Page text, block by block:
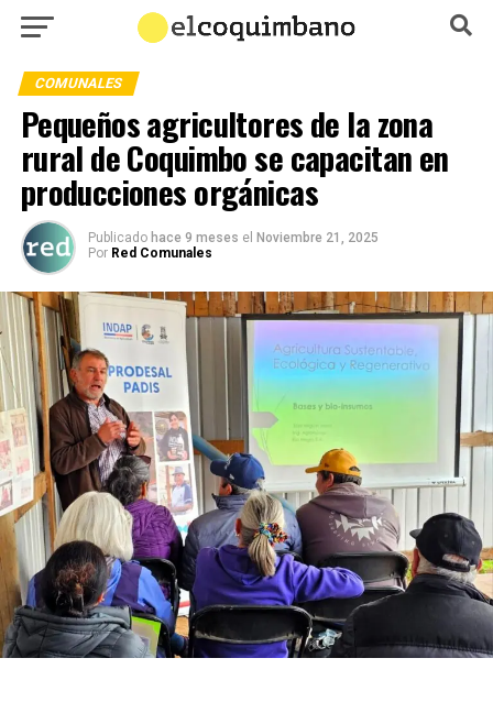
COMUNALES
Pequeños agricultores de la zona
rural de Coquimbo se capacitan en
producciones orgánicas
Publicado hace 9 meses el Noviembre 21, 2025
Por Red Comunales